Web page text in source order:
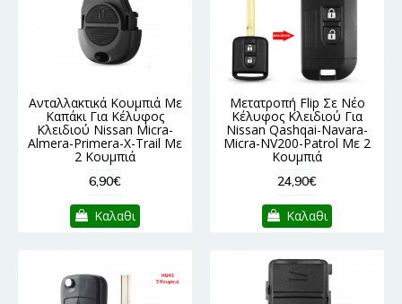
Ανταλλακτικά Κουμπιά Με
Καπάκι Για Κέλυφος
Κλειδιού Nissan Micra-
Almera-Primera-X-Trail Με
2 Κουμπιά
6,90€
Καλαθι
Μετατροπή Flip Σε Νέο
Κέλυφος Κλειδιού Για
Nissan Qashqai-Navara-
Micra-NV200-Patrol Με 2
Κουμπιά
24,90€
Καλαθι